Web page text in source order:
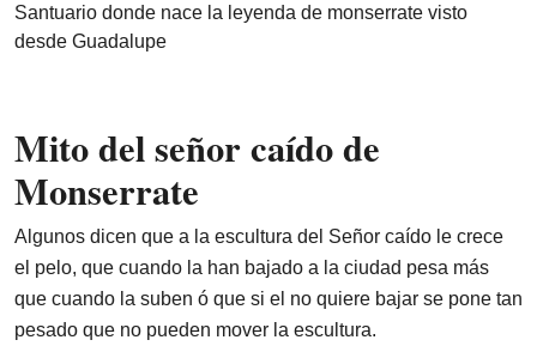
Santuario donde nace la leyenda de monserrate visto
desde Guadalupe
Mito del señor caído de
Monserrate
Algunos dicen que a la escultura del Señor caído le crece
el pelo, que cuando la han bajado a la ciudad pesa más
que cuando la suben ó que si el no quiere bajar se pone tan
pesado que no pueden mover la escultura.